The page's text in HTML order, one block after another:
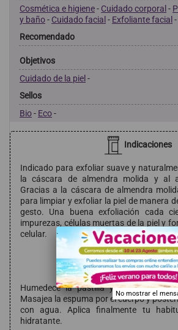
Cosmética e higiene- Cuidado corporal-
y baño- Cuidado facial- Exfoliante facial-
Recomendado
Objetivos
Cuidado de la piel-
Sellos
Bio- Eco-
Indicaciones
Indicado para exfoliar suave y
la cáscara de almendra molida y al
Gracias a la cáscara de almendra
para limpiar y exfoliar la piel de manera
gesto. Una buena exfoliación cada
impurezas, células muertas de la piel y
celular.
Modo de
Humedece la pastilla y aplica
Masajea la espuma por el cuerpo y
con agua. Aplica finalmente tu
hidratante.
.
No mostrar el